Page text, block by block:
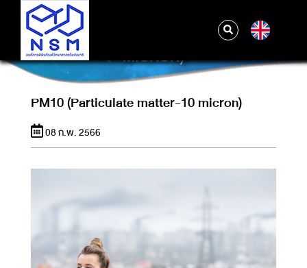
PM10 (PARTICULATE MATTER-10
MICRON)
PM10 (Particulate matter-10 micron)
08 ก.พ. 2566